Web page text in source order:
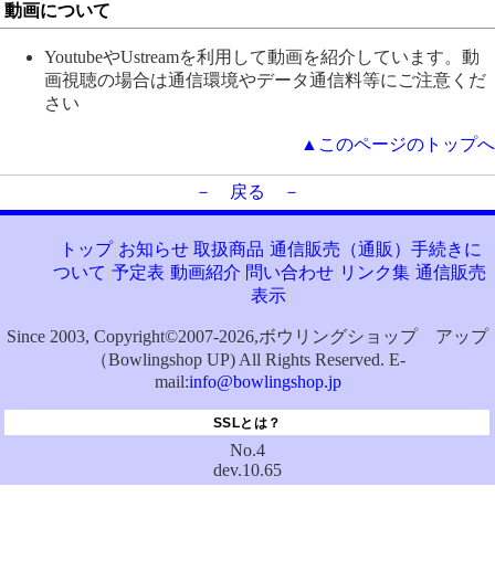
動画について
YoutubeやUstreamを利用して動画を紹介しています。動
画視聴の場合は通信環境やデータ通信料等にご注意くだ
さい
▲このページのトップへ
－ 戻る －
トップ お知らせ 取扱商品 通信販売（通販）手続きに
ついて 予定表 動画紹介 問い合わせ リンク集 通信販売
表示
Since 2003, Copyright©2007-2026,ボウリングショップ アップ
（Bowlingshop UP) All Rights Reserved. E-
mail:info@bowlingshop.jp
SSLとは？
No.4
dev.10.65